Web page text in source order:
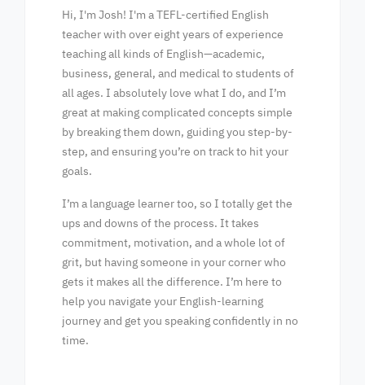
Hi, I'm Josh! I'm a TEFL-certified English
teacher with over eight years of experience
teaching all kinds of English—academic,
business, general, and medical to students of
all ages. I absolutely love what I do, and I’m
great at making complicated concepts simple
by breaking them down, guiding you step-by-
step, and ensuring you’re on track to hit your
goals.
I’m a language learner too, so I totally get the
ups and downs of the process. It takes
commitment, motivation, and a whole lot of
grit, but having someone in your corner who
gets it makes all the difference. I’m here to
help you navigate your English-learning
journey and get you speaking confidently in no
time.